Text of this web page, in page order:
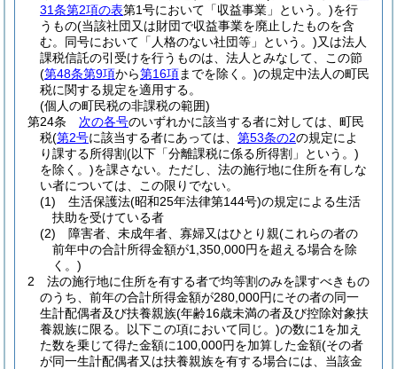
31条第2項の表第1号において「収益事業」という。)を行
うもの(当該社団又は財団で収益事業を廃止したものを含
む。同号において「人格のない社団等」という。)又は法人
課税信託の引受けを行うものは、法人とみなして、この節
(第48条第9項から第16項までを除く。)の規定中法人の町民
税に関する規定を適用する。
(個人の町民税の非課税の範囲)
第24条
次の各号のいずれかに該当する者に対しては、町民
税(第2号に該当する者にあっては、 第53条の2の規定によ
り課する所得割(以下「分離課税に係る所得割」という。)
を除く。)を課さない。 ただし、法の施行地に住所を有しな
い者については、この限りでない。
(1)
生活保護法(昭和25年法律第144号)の規定による生活
扶助を受けている者
(2)
障害者、未成年者、寡婦又はひとり親(これらの者の
前年中の合計所得金額が1,350,000円を超える場合を除
く。)
2
法の施行地に住所を有する者で均等割のみを課すべきもの
のうち、前年の合計所得金額が280,000円にその者の同一
生計配偶者及び扶養親族(年齢16歳未満の者及び控除対象扶
養親族に限る。以下この項において同じ。)の数に1を加え
た数を乗じて得た金額に100,000円を加算した金額(その者
が同一生計配偶者又は扶養親族を有する場合には、当該金